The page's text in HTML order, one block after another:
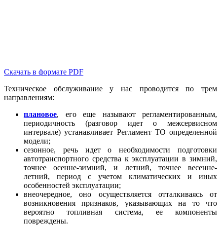
Скачать в формате PDF
Техническое обслуживание у нас проводится по трем
направлениям:
плановое, его еще называют регламентированным,
периодичность (разговор идет о межсервисном
интервале) устанавливает Регламент ТО определенной
модели;
сезонное, речь идет о необходимости подготовки
автотранспортного средства к эксплуатации в зимний,
точнее осенне-зимний, и летний, точнее весенне-
летний, период с учетом климатических и иных
особенностей эксплуатации;
внеочередное, оно осуществляется отталкиваясь от
возникновения признаков, указывающих на то что
вероятно топливная система, ее компоненты
повреждены.